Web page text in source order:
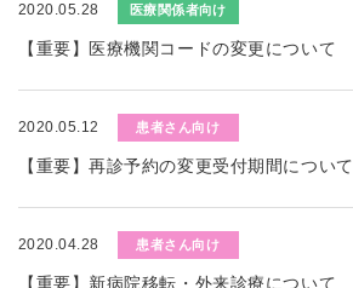
2020.05.28 医療関係者向け
【重要】医療機関コードの変更について
2020.05.12 患者さん向け
【重要】再診予約の変更受付期間について
2020.04.28 患者さん向け
【重要】新病院移転・外来診療について